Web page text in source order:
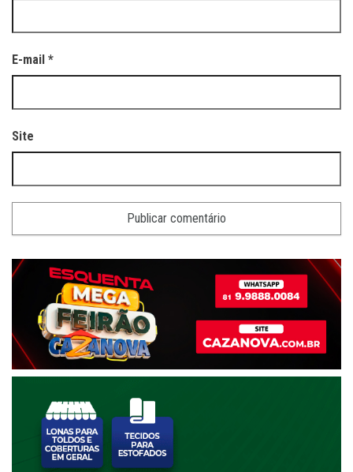
E-mail *
Site